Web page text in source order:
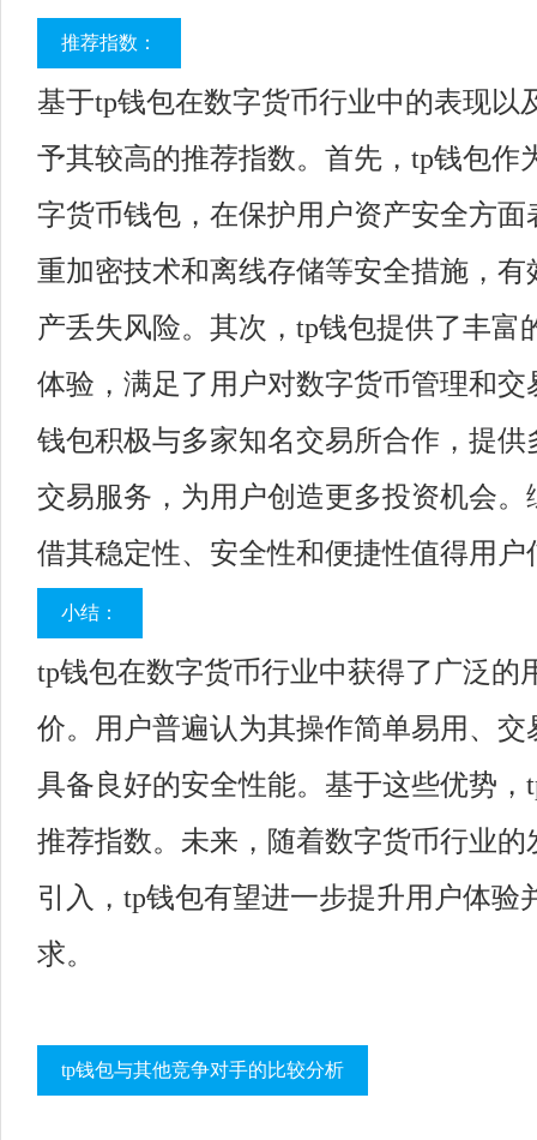
推荐指数：
基于tp钱包在数字货币行业中的表现以
予其较高的推荐指数。首先，tp钱包作
字货币钱包，在保护用户资产安全方面
重加密技术和离线存储等安全措施，有
产丢失风险。其次，tp钱包提供了丰富
体验，满足了用户对数字货币管理和交
钱包积极与多家知名交易所合作，提供
交易服务，为用户创造更多投资机会。
借其稳定性、安全性和便捷性值得用户
小结：
tp钱包在数字货币行业中获得了广泛的
价。用户普遍认为其操作简单易用、交
具备良好的安全性能。基于这些优势，
推荐指数。未来，随着数字货币行业的
引入，tp钱包有望进一步提升用户体验
求。
tp钱包与其他竞争对手的比较分析